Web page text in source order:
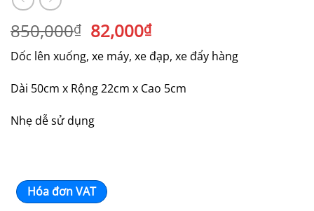
850,000₫ Giá
gốc
là:
850,000₫.
82,000₫Giá
hiện
tại
là:
82,000₫.
Dốc lên xuống, xe máy, xe đạp, xe đẩy hàng
Dài 50cm x Rộng 22cm x Cao 5cm
Nhẹ dễ sử dụng
Hóa đơn VAT